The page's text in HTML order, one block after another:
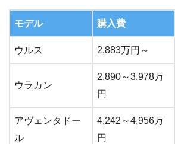
モデル 購入費
ウルス 2,883万円～
ウラカン
2,890～3,978万
円
アヴェンタドー
ル
4,242～4,956万
円